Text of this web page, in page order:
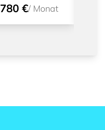
780 €/ Monat